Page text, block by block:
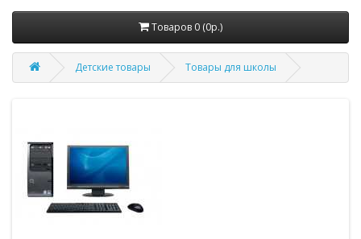
Товаров 0 (0р.)
Детские товары Товары для школы